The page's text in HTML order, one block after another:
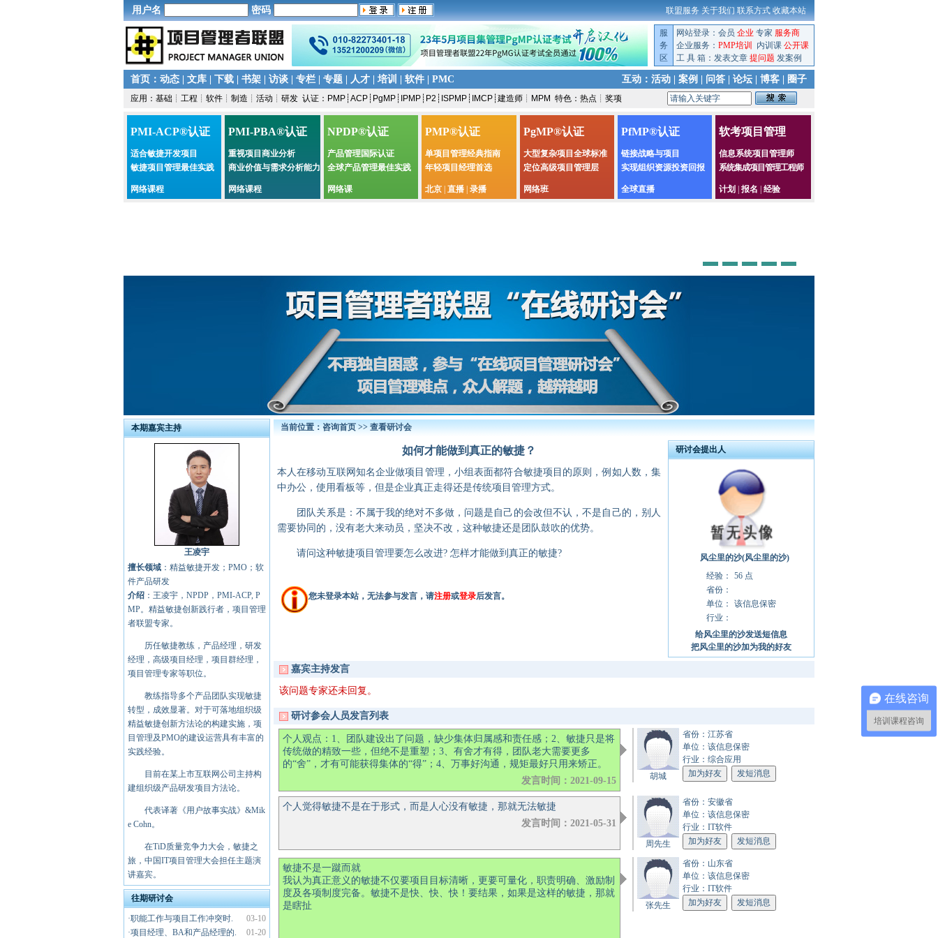
用户名 密码 联盟服务 关于我们 联系方式 收藏本站
服
务
区
网站登录： 会员 企业 专家 服务商
企业服务： PMP培训 内训课 公开课
工 具 箱： 发表文章 提问题 发案例
首页 ： 动态 文库 下载 书架 访谈 专栏 专题 人才 培训 软件 PMC 互动： 活动 案例 问答 论坛 博客 圈子
应用： 基础 ┊ 工程 ┊ 软件 ┊ 制造 ┊ 活动 ┊ 研发 认证： PMP ┊ ACP ┊ PgMP ┊ IPMP ┊ P2 ┊ ISPMP ┊ IMCP ┊ 建造师 ┊ MPM 特色： 热点 ┊ 奖项
PMI-ACP®认证
适合敏捷开发项目
敏捷项目管理最佳实践
网络课程
PMI-PBA®认证
重视项目商业分析
商业价值与需求分析能力
网络课程
NPDP®认证
产品管理国际认证
全球产品管理最佳实践
网络课
PMP®认证
单项目管理经典指南
年轻项目经理首选
北京 直播 录播
PgMP®认证
大型复杂项目全球标准
定位高级项目管理层
网络班
PfMP®认证
链接战略与项目
实现组织资源投资回报
全球直播
软考项目管理
信息系统项目管理师
系统集成项目管理工程师
计划 报名 经验
本期嘉宾主持
王凌宇
擅长领域 ：精益敏捷开发；PMO；软
件产品研发
介绍 ：王凌宇，NPDP，PMI-ACP, P
MP。精益敏捷创新践行者，项目管理
者联盟专家。
历任敏捷教练，产品经理，研发
经理，高级项目经理，项目群经理，
项目管理专家等职位。
教练指导多个产品团队实现敏捷
转型，成效显著。对于可落地组织级
精益敏捷创新方法论的构建实施，项
目管理及PMO的建设运营具有丰富的
实践经验。
目前在某上市互联网公司主持构
建组织级产品研发项目方法论。
代表译著《用户故事实战》&Mik
e Cohn。
在TiD质量竞争力大会，敏捷之
旅，中国IT项目管理大会担任主题演
讲嘉宾。
往期研讨会
03-10
·职能工作与项目工作冲突时.
01-20
·项目经理、BA和产品经理的.
当前位置： 咨询首页>> 查看研讨会
如何才能做到真正的敏捷？
本人在移动互联网知名企业做项目管理，小组表面都符合敏捷项目的原则，例如人数，集
中办公，使用看板等，但是企业真正走得还是传统项目管理方式。
团队关系是：不属于我的绝对不多做，问题是自己的会改但不认，不是自己的，别人
需要协同的，没有老大来动员，坚决不改，这种敏捷还是团队鼓吹的优势。
请问这种敏捷项目管理要怎么改进? 怎样才能做到真正的敏捷?
您未登录本站，无法参与发言，请注册或登录后发言。
研讨会提出人
风尘里的沙(风尘里的沙)
经验：
56 点
省份：
单位：
该信息保密
行业：
给风尘里的沙发送短信息
把风尘里的沙加为我的好友
嘉宾主持发言
该问题专家还未回复。
研讨参会人员发言列表
个人观点：1、团队建设出了问题，缺少集体归属感和责任感；2、敏捷只是将
传统做的精致一些，但绝不是重塑；3、有舍才有得，团队老大需要更多
的“舍”，才有可能获得集体的“得”；4、万事好沟通，规矩最好只用来矫正。
发言时间：2021-09-15
胡城
省份：江苏省
单位：该信息保密
行业：综合应用
个人觉得敏捷不是在于形式，而是人心没有敏捷，那就无法敏捷
发言时间：2021-05-31
周先生
省份：安徽省
单位：该信息保密
行业：IT软件
敏捷不是一蹴而就
我认为真正意义的敏捷不仅要项目目标清晰，更要可量化，职责明确、激励制
度及各项制度完备。敏捷不是快、快、快！要结果，如果是这样的敏捷，那就
是瞎扯
张先生
省份：山东省
单位：该信息保密
行业：IT软件
在线咨询
培训课程咨询